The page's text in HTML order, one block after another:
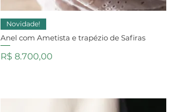
Novidade!
Anel com Ametista e trapézio de Safiras
Preço
R$ 8.700,00